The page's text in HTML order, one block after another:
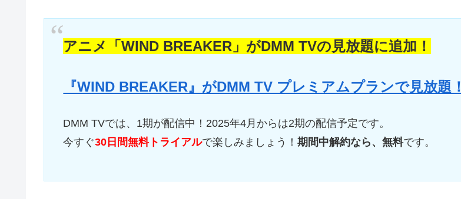
アニメ「WIND BREAKER」がDMM TVの見放題に追加！
『WIND BREAKER』がDMM TV プレミアムプランで見放題！
DMM TVでは、1期が配信中！2025年4月からは2期の配信予定です。
今すぐ30日間無料トライアルで楽しみましょう！期間中解約なら、無料です。